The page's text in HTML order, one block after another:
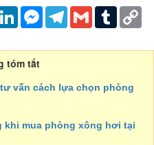
LinkedInMessengerTelegram
Gmail Tumblr
tóm tắt
vấn cách lựa chọn phòng
khi mua phòng xông hơi tại